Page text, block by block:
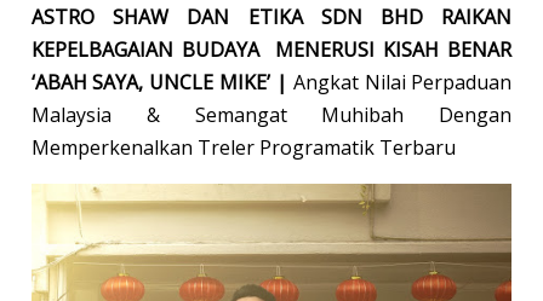
ASTRO SHAW DAN ETIKA SDN BHD RAIKAN
KEPELBAGAIAN BUDAYA MENERUSI KISAH BENAR
‘ABAH SAYA, UNCLE MIKE’ | Angkat Nilai Perpaduan
Malaysia & Semangat Muhibah Dengan
Memperkenalkan Treler Programatik Terbaru